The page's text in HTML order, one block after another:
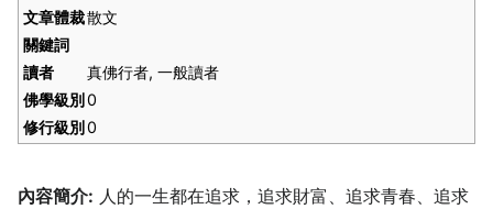
文章體裁散文
關鍵詞
讀者
真佛行者, 一般讀者
佛學級別0
修行級別0
內容簡介: 人的一生都在追求，追求財富、追求青春、追求